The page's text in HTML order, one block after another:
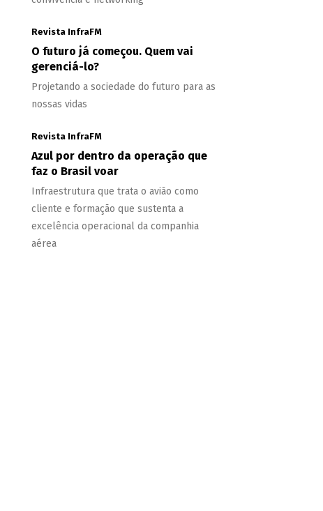
Revista InfraFM
O futuro já começou. Quem vai
gerenciá-lo?
Projetando a sociedade do futuro para as
nossas vidas
Revista InfraFM
Azul por dentro da operação que
faz o Brasil voar
Infraestrutura que trata o avião como
cliente e formação que sustenta a
excelência operacional da companhia
aérea